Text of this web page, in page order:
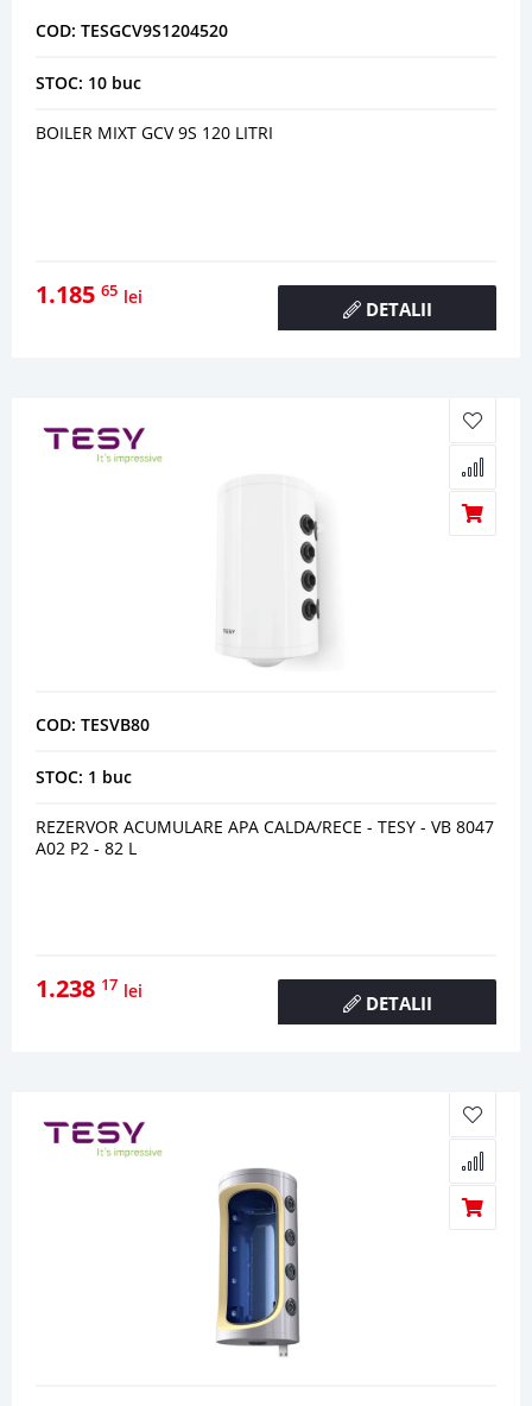
COD: TESGCV9S1204520
STOC: 10 buc
BOILER MIXT GCV 9S 120 LITRI
1.185 65 lei
DETALII
COD: TESVB80
STOC: 1 buc
REZERVOR ACUMULARE APA CALDA/RECE - TESY - VB 8047
A02 P2 - 82 L
1.238 17 lei
DETALII